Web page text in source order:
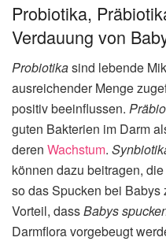
Probiotika,
Verdauung von
Probiotikasind lebende
ausreichender Menge
positiv beeinflussen.
guten Bakterien im Darm
deren Wachstum.
können dazu beitragen, die
so das Spucken bei
Vorteil, dassBabys
Darmflora vorgebeugt